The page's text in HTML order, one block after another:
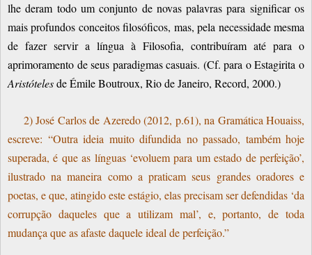
lhe deram todo um conjunto de novas palavras para significar os
mais profundos conceitos filosóficos, mas, pela necessidade mesma
de fazer servir a língua à Filosofia, contribuíram até para o
aprimoramento de seus paradigmas casuais. (Cf. para o Estagirita o
Aristótelesde Émile Boutroux, Rio de Janeiro, Record, 2000.)
2) José Carlos de Azeredo (2012, p.61), na Gramática Houaiss,
escreve: “Outra ideia muito difundida no passado, também hoje
superada, é que as línguas ‘evoluem para um estado de perfeição’,
ilustrado na maneira como a praticam seus grandes oradores e
poetas, e que, atingido este estágio, elas precisam ser defendidas ‘da
corrupção daqueles que a utilizam mal’, e, portanto, de toda
mudança que as afaste daquele ideal de perfeição.”